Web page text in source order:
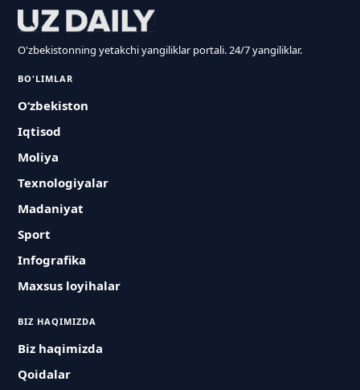
O'zbekistonning yetakchi yangiliklar portali. 24/7 yangiliklar.
BO'LIMLAR
O‘zbekiston
Iqtisod
Moliya
Texnologiyalar
Madaniyat
Sport
Infografika
Maxsus loyihalar
BIZ HAQIMIZDA
Biz haqimizda
Qoidalar